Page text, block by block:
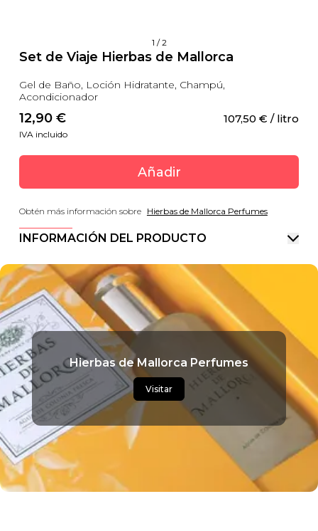
1 /2
Set de Viaje Hierbas de Mallorca
Gel de Baño, Loción Hidratante, Champú,
Acondicionador
12,90 € 107,50 € / litro
IVA incluido
Añadir
Obtén más información sobre Hierbas de Mallorca Perfumes
INFORMACIÓN DEL PRODUCTO
Hierbas de Mallorca Perfumes
Visitar